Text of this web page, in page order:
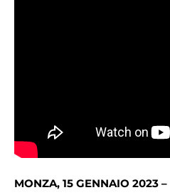
MONZA, 15 GENNAIO 2023 –